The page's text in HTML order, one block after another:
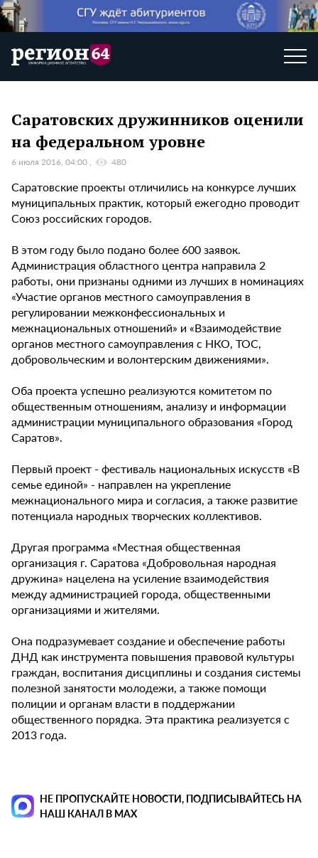
Саратовских дружинников оценили
на федеральном уровне
6 июля 2016, 04:00 480
Саратовские проекты отличились на конкурсе лучших
муниципальных практик, который ежегодно проводит
Союз российских городов.
В этом году было подано более 600 заявок.
Администрация областного центра направила 2
работы, они признаны одними из лучших в номинациях
«Участие органов местного самоуправления в
регулировании межконфессиональных и
межнациональных отношений» и «Взаимодействие
органов местного самоуправления с НКО, ТОС,
добровольческим и волонтерским движениями».
Оба проекта успешно реализуются комитетом по
общественным отношениям, анализу и информации
администрации муниципального образования «Город
Саратов».
Первый проект - фестиваль национальных искусств «В
семье единой» - направлен на укрепление
межнационального мира и согласия, а также развитие
потенциала народных творческих коллективов.
Другая программа «Местная общественная
организация г. Саратова «Добровольная народная
дружина» нацелена на усиление взаимодействия
между администрацией города, общественными
организациями и жителями.
Она подразумевает создание и обеспечение работы
ДНД как инструмента повышения правовой культуры
граждан, воспитания дисциплины и создания системы
полезной занятости молодежи, а также помощи
полиции и органам власти в поддержании
общественного порядка. Эта практика реализуется с
2013 года.
НЕ ПРОПУСКАЙТЕ НОВОСТИ, ПОДПИСЫВАЙТЕСЬ НА
НАШ КАНАЛ В MAX